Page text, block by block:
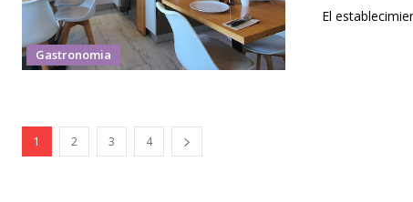
Gastronomia
El
1 2 3 4